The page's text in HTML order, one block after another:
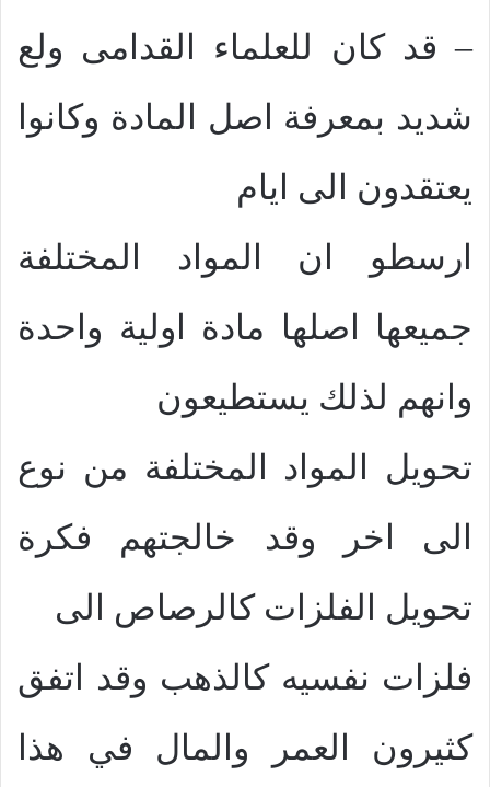
– قد كان للعلماء القدامى ولع
شديد بمعرفة اصل المادة وكانوا
يعتقدون الى ايام
ارسطو ان المواد المختلفة
جميعها اصلها مادة اولية واحدة
وانهم لذلك يستطيعون
تحويل المواد المختلفة من نوع
الى اخر وقد خالجتهم فكرة
تحويل الفلزات كالرصاص الى
فلزات نفسيه كالذهب وقد اتفق
كثيرون العمر والمال في هذا